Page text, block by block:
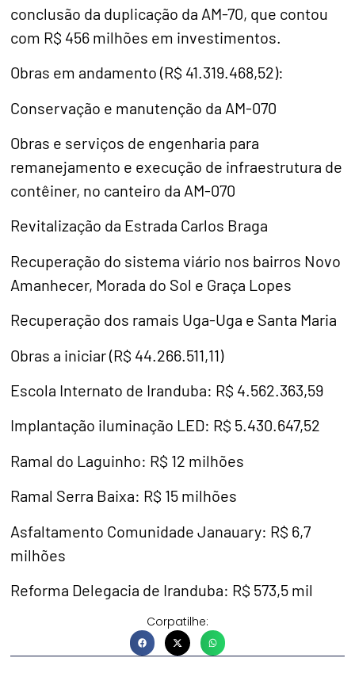
conclusão da duplicação da AM-70, que contou
com R$ 456 milhões em investimentos.
Obras em andamento (R$ 41.319.468,52):
Conservação e manutenção da AM-070
Obras e serviços de engenharia para
remanejamento e execução de infraestrutura de
contêiner, no canteiro da AM-070
Revitalização da Estrada Carlos Braga
Recuperação do sistema viário nos bairros Novo
Amanhecer, Morada do Sol e Graça Lopes
Recuperação dos ramais Uga-Uga e Santa Maria
Obras a iniciar (R$ 44.266.511,11)
Escola Internato de Iranduba: R$ 4.562.363,59
Implantação iluminação LED: R$ 5.430.647,52
Ramal do Laguinho: R$ 12 milhões
Ramal Serra Baixa: R$ 15 milhões
Asfaltamento Comunidade Janauary: R$ 6,7
milhões
Reforma Delegacia de Iranduba: R$ 573,5 mil
Corpatilhe: